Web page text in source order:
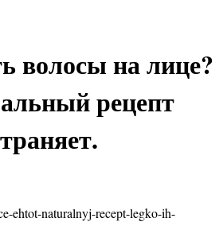
волосы на лице?
рецепт